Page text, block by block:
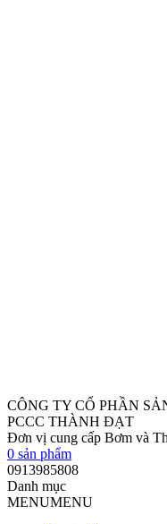
CÔNG TY CỔ PHẦN
PCCC THÀNH ĐẠT
Đơn vị cung cấp Bơm và
0 sản phẩm
0913985808
Danh mục
MENUMENU